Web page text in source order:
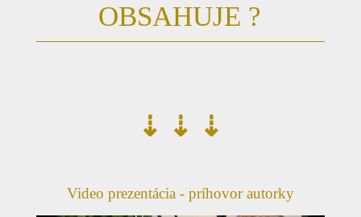
OBSAHUJE ?
⇣ ⇣ ⇣
Video prezentácia - príhovor autorky